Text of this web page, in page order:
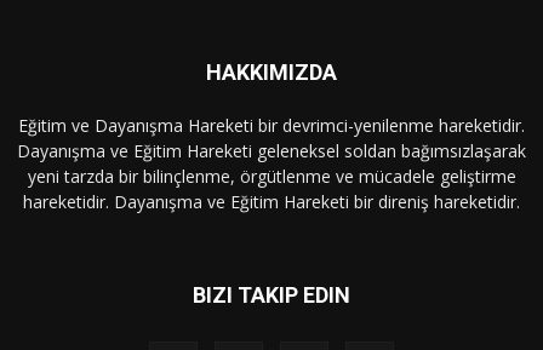
HAKKIMIZDA
Eğitim ve Dayanışma Hareketi bir devrimci-yenilenme hareketidir.
Dayanışma ve Eğitim Hareketi geleneksel soldan bağımsızlaşarak
yeni tarzda bir bilinçlenme, örgütlenme ve mücadele geliştirme
hareketidir. Dayanışma ve Eğitim Hareketi bir direniş hareketidir.
BIZI TAKIP EDIN